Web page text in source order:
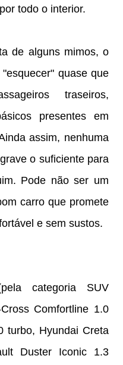
todo o interior.
de alguns mimos, o
quase que
traseiros,
presentes em
assim, nenhuma
o suficiente para
Pode não ser um
carro que promete
e sem sustos.
categoria SUV
Comfortline 1.0
turbo, Hyundai Creta
Duster Iconic 1.3